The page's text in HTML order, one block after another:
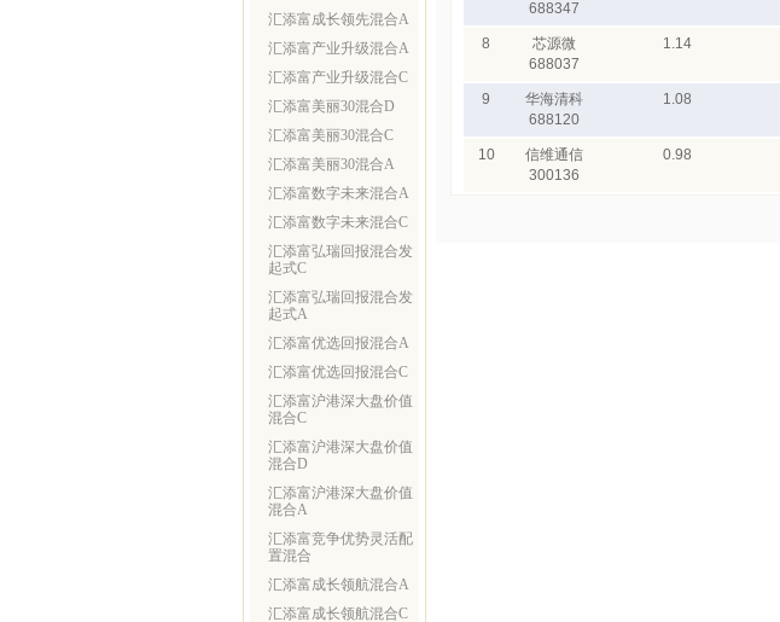
汇添富成长领先混合A
汇添富产业升级混合A
汇添富产业升级混合C
汇添富美丽30混合D
汇添富美丽30混合C
汇添富美丽30混合A
汇添富数字未来混合A
汇添富数字未来混合C
汇添富弘瑞回报混合发
起式C
汇添富弘瑞回报混合发
起式A
汇添富优选回报混合A
汇添富优选回报混合C
汇添富沪港深大盘价值
混合C
汇添富沪港深大盘价值
混合D
汇添富沪港深大盘价值
混合A
汇添富竞争优势灵活配
置混合
汇添富成长领航混合A
汇添富成长领航混合C
688347
8
芯源微
688037
1.14
9
华海清科
688120
1.08
10
信维通信
300136
0.98